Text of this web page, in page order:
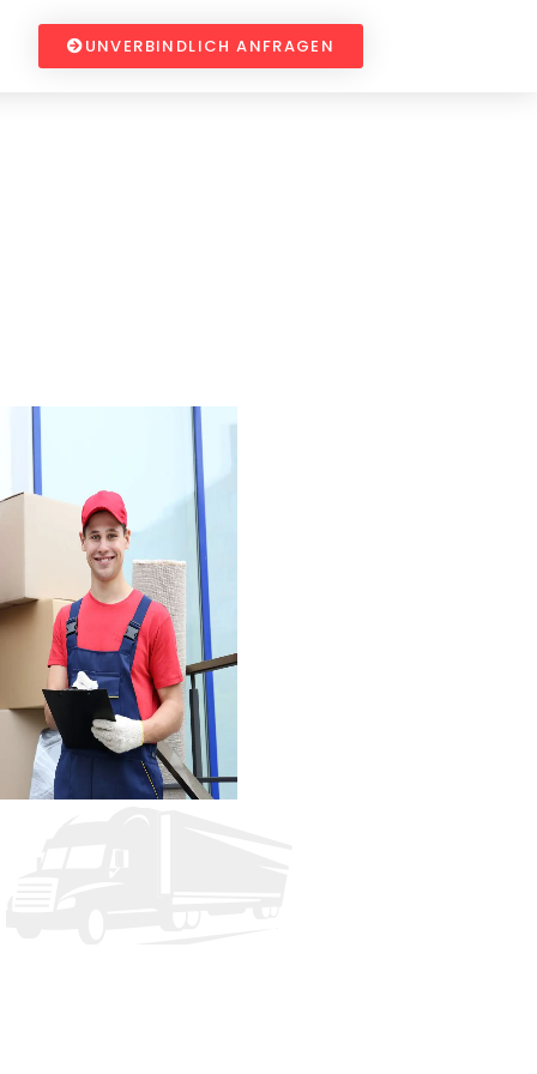
UNVERBINDLICH ANFRAGEN